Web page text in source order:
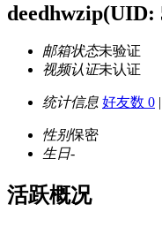
deedhwzip(UID:
邮箱状态未验证
视频认证未认证
统计信息 好友数 0 |
性别保密
生日-
活跃概况